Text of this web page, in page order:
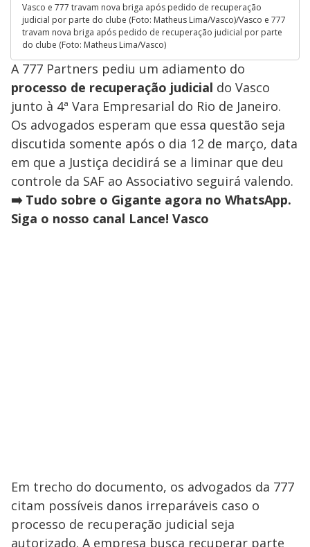
Vasco e 777 travam nova briga após pedido de recuperação
judicial por parte do clube (Foto: Matheus Lima/Vasco)/Vasco e 777
travam nova briga após pedido de recuperação judicial por parte
do clube (Foto: Matheus Lima/Vasco)
A 777 Partners pediu um adiamento do
processo de recuperação judicial do Vasco
junto à 4ª Vara Empresarial do Rio de Janeiro.
Os advogados esperam que essa questão seja
discutida somente após o dia 12 de março, data
em que a Justiça decidirá se a liminar que deu
controle da SAF ao Associativo seguirá valendo.
➡️ Tudo sobre o Gigante agora no WhatsApp.
Siga o nosso canal Lance! Vasco
Em trecho do documento, os advogados da 777
citam possíveis danos irreparáveis caso o
processo de recuperação judicial seja
autorizado. A empresa busca recuperar parte